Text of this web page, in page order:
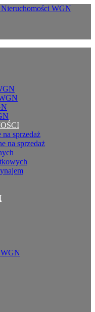
sprzedaż
na sprzedaż